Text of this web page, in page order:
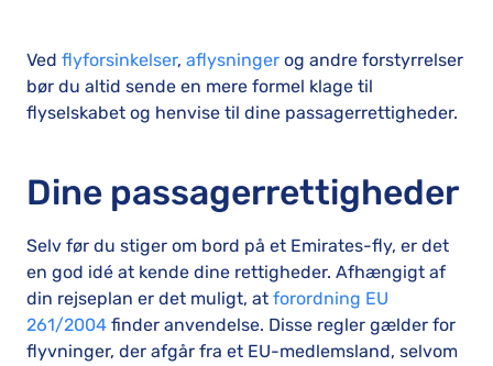
Ved flyforsinkelser, aflysninger og andre forstyrrelser
bør du altid sende en mere formel klage til
flyselskabet og henvise til dine passagerrettigheder.
Dine passagerrettigheder
Selv før du stiger om bord på et Emirates-fly, er det
en god idé at kende dine rettigheder. Afhængigt af
din rejseplan er det muligt, at forordning EU
261/2004 finder anvendelse. Disse regler gælder for
flyvninger, der afgår fra et EU-medlemsland, selvom